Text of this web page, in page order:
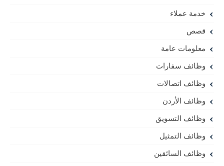
خدمة عملاء
قصص
معلومات عامة
وظائف سفارات
وظائف اتصالات
وظائف الأردن
وظائف التسويق
وظائف التمثيل
وظائف السائقين